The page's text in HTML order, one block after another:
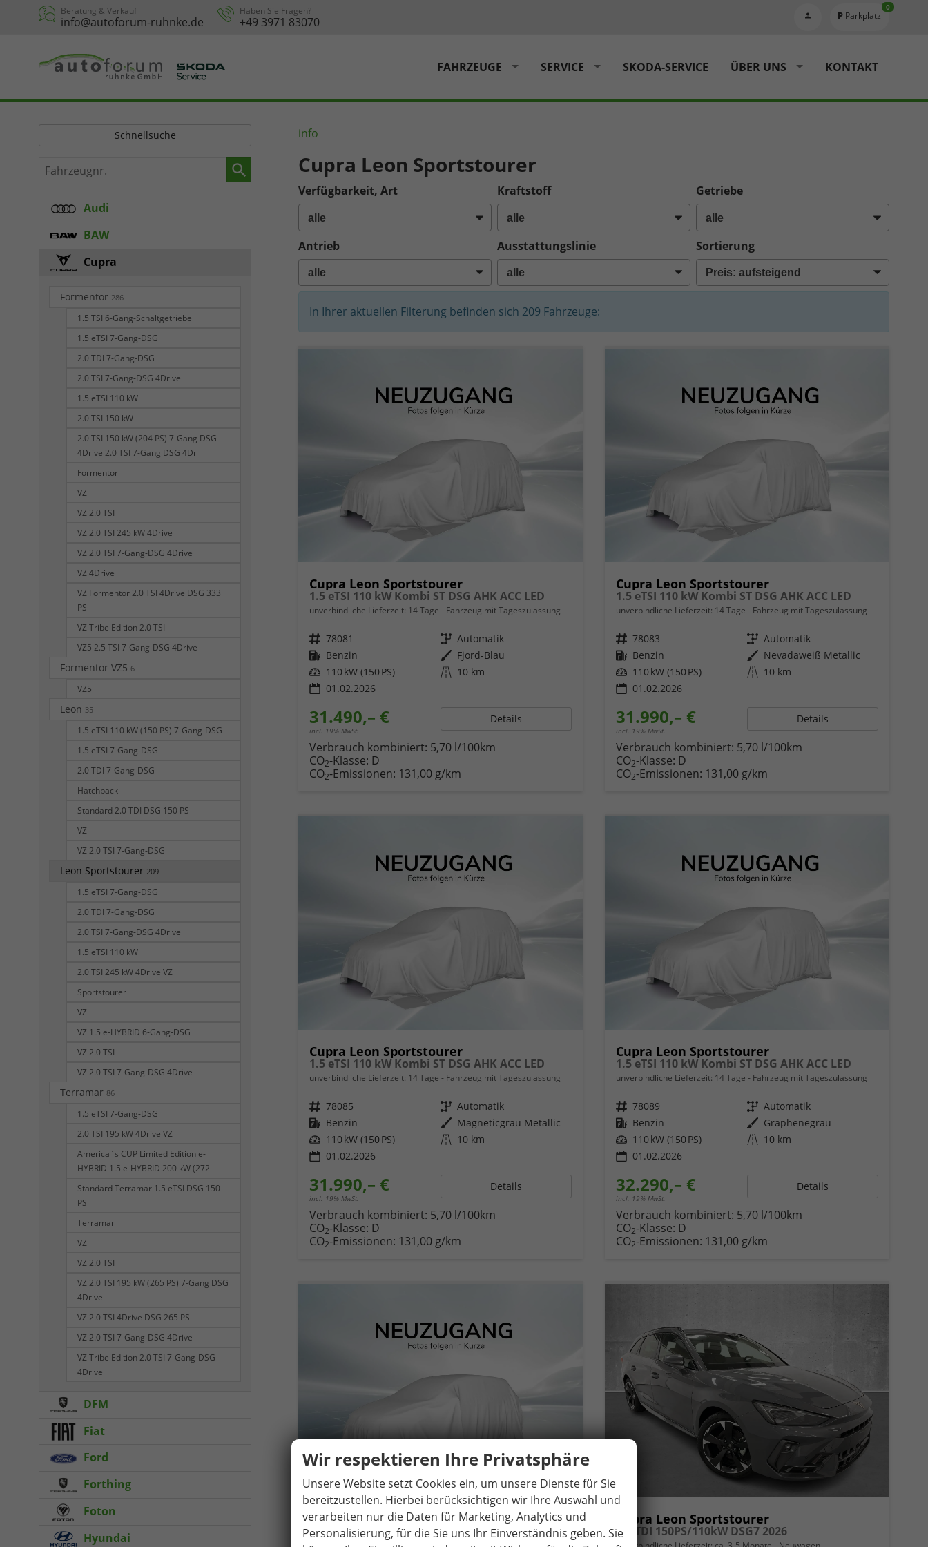
Beratung & Verkauf
info@autoforum-ruhnke.de
Haben Sie Fragen?
+49 3971 83070 Parkplatz
0
FAHRZEUGE SERVICE SKODA-SERVICE ÜBER UNS KONTAKT
info
Cupra Leon Sportstourer
Verfügbarkeit, Art Kraftstoff Getriebe
Antrieb Ausstattungslinie Sortierung
In Ihrer aktuellen Filterung befinden sich 209 Fahrzeuge:
Cupra Leon Sportstourer
1.5 eTSI 110 kW Kombi ST DSG AHK ACC LED
unverbindliche Lieferzeit: 14 Tage Fahrzeug mit Tageszulassung
Fahrzeugnr. 78081 Getriebe Automatik
Kraftstoff Benzin Außenfarbe Fjord-Blau
Leistung 110 kW (150 PS) Kilometerstand 10 km
01.02.2026
31.490,– €
incl. 19% MwSt.
Details
Verbrauch kombiniert: 5,70 l/100km
CO2-Klasse: D
CO2-Emissionen: 131,00 g/km
Cupra Leon Sportstourer
1.5 eTSI 110 kW Kombi ST DSG AHK ACC LED
unverbindliche Lieferzeit: 14 Tage Fahrzeug mit Tageszulassung
Fahrzeugnr. 78083 Getriebe Automatik
Kraftstoff Benzin Außenfarbe Nevadaweiß Metallic
Leistung 110 kW (150 PS) Kilometerstand 10 km
01.02.2026
31.990,– €
incl. 19% MwSt.
Details
Verbrauch kombiniert: 5,70 l/100km
CO2-Klasse: D
CO2-Emissionen: 131,00 g/km
Cupra Leon Sportstourer
1.5 eTSI 110 kW Kombi ST DSG AHK ACC LED
unverbindliche Lieferzeit: 14 Tage Fahrzeug mit Tageszulassung
Fahrzeugnr. 78085 Getriebe Automatik
Kraftstoff Benzin Außenfarbe Magneticgrau Metallic
Leistung 110 kW (150 PS) Kilometerstand 10 km
01.02.2026
31.990,– €
incl. 19% MwSt.
Details
Verbrauch kombiniert: 5,70 l/100km
CO2-Klasse: D
CO2-Emissionen: 131,00 g/km
Cupra Leon Sportstourer
1.5 eTSI 110 kW Kombi ST DSG AHK ACC LED
unverbindliche Lieferzeit: 14 Tage Fahrzeug mit Tageszulassung
Fahrzeugnr. 78089 Getriebe Automatik
Kraftstoff Benzin Außenfarbe Graphenegrau
Leistung 110 kW (150 PS) Kilometerstand 10 km
01.02.2026
32.290,– €
incl. 19% MwSt.
Details
Verbrauch kombiniert: 5,70 l/100km
CO2-Klasse: D
CO2-Emissionen: 131,00 g/km
Cupra Leon Sportstourer
1.5 eTSI 110 kW Kombi ST DSG Edge AHK ACC LED
Cupra Leon Sportstourer
2.0 TDI 150PS/110kW DSG7 2026
Schnellsuche
Fahrzeugnr.
Audi
BAW
Cupra
Formentor 286
1.5 TSI 6-Gang-Schaltgetriebe
1.5 eTSI 7-Gang-DSG
2.0 TDI 7-Gang-DSG
2.0 TSI 7-Gang-DSG 4Drive
1.5 eTSI 110 kW
2.0 TSI 150 kW
2.0 TSI 150 kW (204 PS) 7-Gang DSG
4Drive 2.0 TSI 7-Gang DSG 4Dr
Formentor
VZ
VZ 2.0 TSI
VZ 2.0 TSI 245 kW 4Drive
VZ 2.0 TSI 7-Gang-DSG 4Drive
VZ 4Drive
VZ Formentor 2.0 TSI 4Drive DSG 333
PS
VZ Tribe Edition 2.0 TSI
VZ5 2.5 TSI 7-Gang-DSG 4Drive
Formentor VZ5 6
VZ5
Leon 35
1.5 eTSI 110 kW (150 PS) 7-Gang-DSG
1.5 eTSI 7-Gang-DSG
2.0 TDI 7-Gang-DSG
Hatchback
Standard 2.0 TDI DSG 150 PS
VZ
VZ 2.0 TSI 7-Gang-DSG
Leon Sportstourer 209
1.5 eTSI 7-Gang-DSG
2.0 TDI 7-Gang-DSG
2.0 TSI 7-Gang-DSG 4Drive
1.5 eTSI 110 kW
2.0 TSI 245 kW 4Drive VZ
Sportstourer
VZ
VZ 1.5 e-HYBRID 6-Gang-DSG
VZ 2.0 TSI
VZ 2.0 TSI 7-Gang-DSG 4Drive
Terramar 86
1.5 eTSI 7-Gang-DSG
2.0 TSI 195 kW 4Drive VZ
America`s CUP Limited Edition e-
HYBRID 1.5 e-HYBRID 200 kW (272
Standard Terramar 1.5 eTSI DSG 150
PS
Terramar
VZ
VZ 2.0 TSI
VZ 2.0 TSI 195 kW (265 PS) 7-Gang DSG
4Drive
VZ 2.0 TSI 4Drive DSG 265 PS
VZ 2.0 TSI 7-Gang-DSG 4Drive
VZ Tribe Edition 2.0 TSI 7-Gang-DSG
4Drive
DFM
Fiat
Ford
Forthing
Foton
Hyundai
Wir respektieren Ihre Privatsphäre
Unsere Website setzt Cookies ein, um unsere Dienste für Sie
bereitzustellen. Hierbei berücksichtigen wir Ihre Auswahl und
verarbeiten nur die Daten für Marketing, Analytics und
Personalisierung, für die Sie uns Ihr Einverständnis geben. Sie